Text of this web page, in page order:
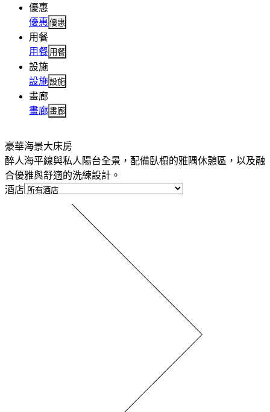
優惠
優惠 優惠
用餐
用餐 用餐
設施
設施設施
畫廊
畫廊畫廊
豪華海景大床房
醉人海平線與私人陽台全景，配備臥榻的雅隅休憩區，以及融
合優雅與舒適的洗練設計。
酒店